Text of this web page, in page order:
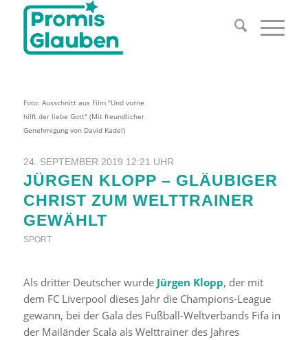
Foto: Ausschnitt aus Film "Und vorne
hilft der liebe Gott" (Mit freundlicher
Genehmigung von David Kadel)
24. SEPTEMBER 2019 12:21 UHR
JÜRGEN KLOPP – GLÄUBIGER
CHRIST ZUM WELTTRAINER
GEWÄHLT
SPORT
Als dritter Deutscher wurde Jürgen Klopp, der mit
dem FC Liverpool dieses Jahr die Champions-League
gewann, bei der Gala des Fußball-Weltverbands Fifa in
der Mailänder Scala als Welttrainer des Jahres